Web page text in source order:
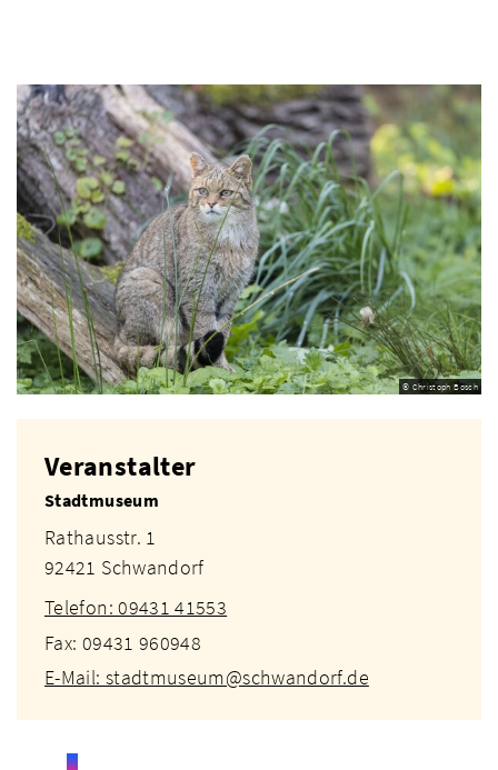
© Christoph Bosch
Veranstalter
Stadtmuseum
Rathausstr. 1
92421 Schwandorf
Telefon: 09431 41553
Fax: 09431 960948
E-Mail: stadtmuseum@schwandorf.de